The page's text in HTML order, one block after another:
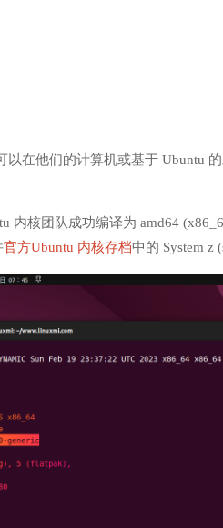
在他们的计算机或基于 Ubuntu
内核团队成功编译为 amd64
官方Ubuntu 内核存档中的 System z